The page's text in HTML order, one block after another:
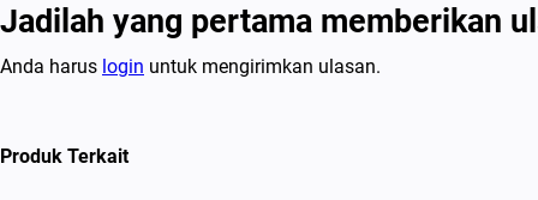
Jadilah yang pertama memberikan
Anda harus login untuk mengirimkan ulasan.
Produk Terkait